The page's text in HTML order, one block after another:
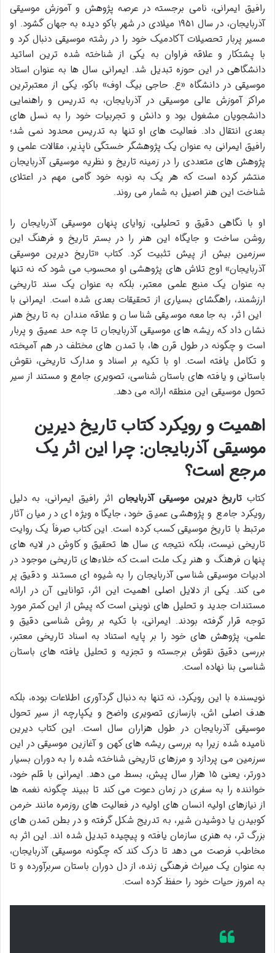
رافیق ایمرانی، نامی برجسته در عرصه پژوهش و آموزش موسیقی
آذربایجان، در سال ۱۹۵۱ میلادی در شهر باکو دیده به جهان گشود. او
مسیر پربار تحصیلات آکادمیک خود را در رشته موسیقی دنبال کرد و
با پشتکار و علاقه فراوان به یکی از شناخته شده ترین اساتید
دانشگاهی در این حوزه تبدیل شد. ایمرانی سال ها به عنوان استاد
موسیقی در دانشگاه «ع. حاجی بیگ اوف» باکو، یکی از معتبرترین
مراکز آموزش عالی موسیقی در آذربایجان، به تدریس و راهنمایی
دانشجویان مشغول بود و دانش و تجربیات خود را به نسل های
بعدی انتقال داد. فعالیت های او تنها به تدریس محدود نمی شد؛
رافیق ایمرانی به عنوان یک پژوهشگر خستگی ناپذیر، مقالات علمی و
پژوهش های متعددی را در زمینه تاریخ و نظریه موسیقی آذربایجان
منتشر کرده است که هر یک به نوبه خود گامی مهم در اعتلای
شناخت این هنر اصیل به شمار می روند.
او با نگاهی دقیق و تحلیلی، زوایای پنهان موسیقی آذربایجان را
روشن ساخت و جایگاه این هنر را در بستر تاریخ و فرهنگ این
سرزمین بیش از پیش تثبیت کرد. کتاب «تاریخ دیرین موسیقی
آذربایجان» اوج تلاش های پژوهشی او محسوب می شود که نه تنها
به عنوان یک منبع علمی معتبر، بلکه به عنوان یک سند تاریخی
ارزشمند، راهگشای بسیاری از تحقیقات بعدی شده است. ایمرانی با
این اثر، به جامعه موسیقی شناسان و علاقه مندان به تاریخ هنر
نشان داد که ریشه های موسیقی آذربایجان تا چه حد عمیق و پربار
است و چگونه در طول قرن ها، با تمدن های مختلف در هم آمیخته
و تکامل یافته است. او با تکیه بر اسناد و مدارک تاریخی، نقوش
باستانی و یافته های باستان شناسی، تصویری جامع و مستند از سیر
تحول موسیقی این منطقه ارائه می دهد.
اهمیت و رویکرد کتاب تاریخ دیرین
موسیقی آذربایجان: چرا این اثر یک
مرجع است؟
کتابتاریخ دیرین موسیقی آذربایجان اثر رافیق ایمرانی، به دلیل
رویکرد جامع و پژوهشی عمیق خود، جایگاه ویژه ای در میان آثار
مرتبط با تاریخ موسیقی کسب کرده است. این کتاب صرفاً یک روایت
تاریخی نیست، بلکه نتیجه ی سال ها تحقیق و کاوش در لایه های
پنهان فرهنگ و هنر یک ملت است که خلاءهای تاریخی موجود در
ادبیات موسیقی شناسی آذربایجان را به شیوه ای مستند و دقیق پر
می کند. یکی از دلایل اصلی اهمیت این اثر، توانایی آن در ارائه
مستندات جدید و تحلیل های نوینی است که پیش از این کمتر مورد
توجه قرار گرفته بودند. ایمرانی، با تکیه بر روش شناسی دقیق و
علمی، پژوهش های خود را بر پایه استناد به اسناد تاریخی معتبر،
بررسی دقیق نقوش برجسته و تجزیه و تحلیل یافته های باستان
شناسی بنا نهاده است.
نویسنده با این رویکرد، نه تنها به دنبال گردآوری اطلاعات بوده، بلکه
هدف اصلی اش، بازسازی تصویری واضح و یکپارچه از سیر تحول
موسیقی آذربایجان در طول هزاران سال است. این کتاب دیرین
نامیده شده زیرا به بررسی ریشه های کهن و آغازین موسیقی در این
سرزمین می پردازد و مرزهای تاریخی شناخته شده را به دوران بسیار
دورتر، یعنی ۱۵ هزار سال پیش، بسط می دهد. ایمرانی با قلم خود،
خواننده را به سفری در زمان دعوت می کند تا ببیند چگونه نغمه ها
از نیازهای اولیه انسان های اولیه در فعالیت های روزمره مانند خرمن
کوبیدن یا دوشیدن شیر، به تدریج شکل گرفته و در بطن تمدن های
بزرگ تر، به هنری سازمان یافته و پیچیده تبدیل شده اند. این اثر به
مخاطب فرصت می دهد تا درک کند که چگونه موسیقی آذربایجان،
به عنوان یک میراث فرهنگی زنده، از دل دوران باستان سربرآورده و تا
به امروز حیات خود را حفظ کرده است.